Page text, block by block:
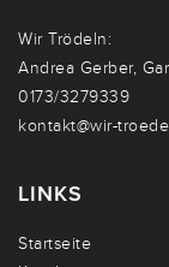
Wir Trödeln:
Andrea Gerber,
0173/3279339
kontakt@wir-
LINKS
Startseite